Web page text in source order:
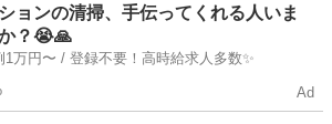
萩駅 その他
ョンの清掃、手伝ってくれる人いま
？😭🙏
日給例1万円〜 / 登録不要！高時給求人多数✨
Ad